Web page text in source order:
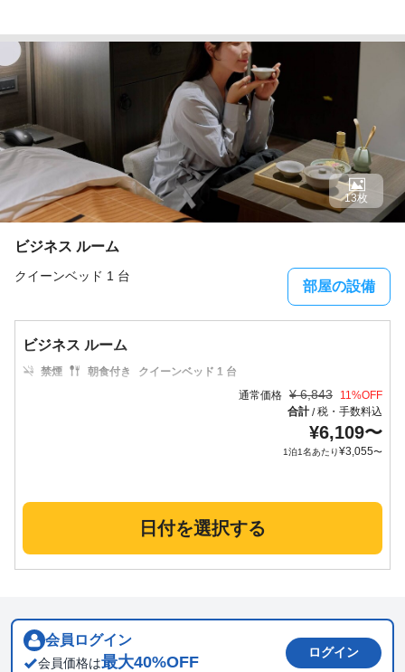
ビジネス ルーム
クイーンベッド 1 台
部屋の設備
13枚
ビジネス ルーム
禁煙 朝食付き
クイーンベッド 1 台
通常価格 ¥ 6,843 11%OFF
合計/税・手数料込
¥6,109〜
1泊1名あたり¥3,055〜
日付を選択する
会員ログイン
会員価格は最大40%OFF
ログイン